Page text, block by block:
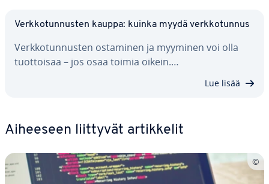
Verk­ko­tun­nus­ten kauppa: kuinka myydä verk­ko­tun­nus
Verk­ko­tun­nus­ten ostaminen ja myyminen voi olla
tuot­toi­saa – jos osaa toimia oikein.…
Lue lisää
Aiheeseen liittyvät ar­tik­ke­lit